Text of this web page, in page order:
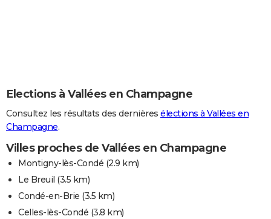
Elections à Vallées en Champagne
Consultez les résultats des dernières élections à Vallées en
Champagne.
Villes proches de Vallées en Champagne
Montigny-lès-Condé (2.9 km)
Le Breuil (3.5 km)
Condé-en-Brie (3.5 km)
Celles-lès-Condé (3.8 km)